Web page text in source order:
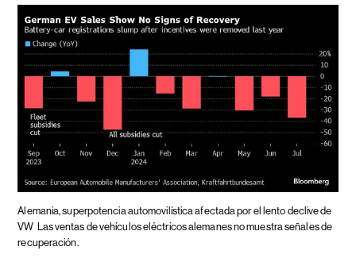
Alemania, superpotencia automovilística afectada por el lento declive de
VW Las ventas de vehículos eléctricos alemanes no muestra señales de
recuperación.